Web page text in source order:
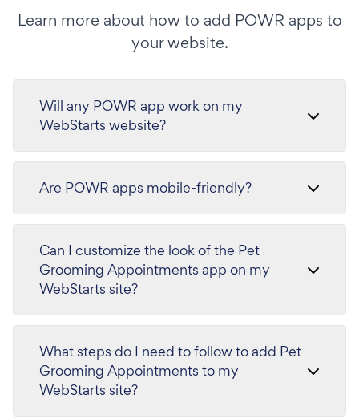
Learn more about how to add POWR apps to
your website.
Will any POWR app work on my
WebStarts website?
Are POWR apps mobile-friendly?
Can I customize the look of the Pet
Grooming Appointments app on my
WebStarts site?
What steps do I need to follow to add Pet
Grooming Appointments to my
WebStarts site?